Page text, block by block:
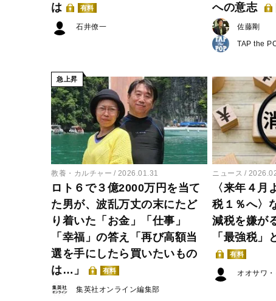
は
有料
石井僚一
への意志
佐藤剛
TAP the
急上昇
教養・カルチャー 2026.01.31
ロト６で３億2000万円を当て
た男が、波乱万丈の末にたど
り着いた「お金」「仕事」
「幸福」の答え「再び高額当
選を手にしたら買いたいもの
は…」
有料
集英社オンライン編集部
ニュース
〈来年４月
税１％へ〉
減税を嫌が
「最強税」
有料
オオサワ